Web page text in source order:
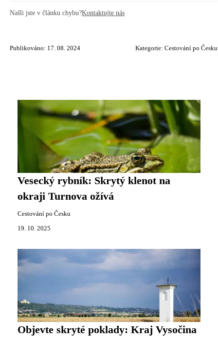
Našli jste v článku chybu?Kontaktujte nás
Publikováno: 17. 08. 2024 Kategorie: Cestování po Česku
Vesecký rybník: Skrytý klenot na
okraji Turnova ožívá
Cestování po Česku
19. 10. 2025
Objevte skryté poklady: Kraj Vysočina